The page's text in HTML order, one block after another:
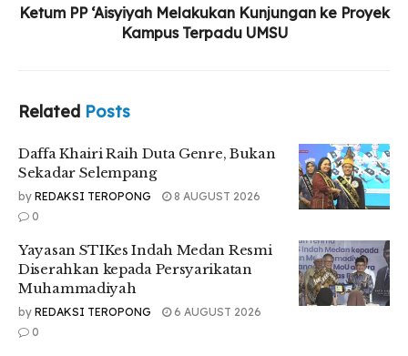
Ketum PP ‘Aisyiyah Melakukan Kunjungan ke Proyek
Kampus Terpadu UMSU
Related Posts
Daffa Khairi Raih Duta Genre, Bukan
Sekadar Selempang
by REDAKSI TEROPONG
8 AUGUST 2026
0
Yayasan STIKes Indah Medan Resmi
Diserahkan kepada Persyarikatan
Muhammadiyah
by REDAKSI TEROPONG
6 AUGUST 2026
0